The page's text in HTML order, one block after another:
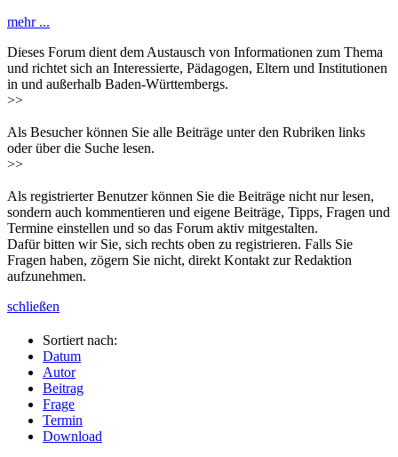
mehr ...
Dieses Forum dient dem Austausch von Informationen zum Thema
und richtet sich an Interessierte, Pädagogen, Eltern und Institutionen
in und außerhalb Baden-Württembergs.
>>
Als Besucher können Sie alle Beiträge unter den Rubriken links
oder über die Suche lesen.
>>
Als registrierter Benutzer können Sie die Beiträge nicht nur lesen,
sondern auch kommentieren und eigene Beiträge, Tipps, Fragen und
Termine einstellen und so das Forum aktiv mitgestalten.
Dafür bitten wir Sie, sich rechts oben zu registrieren. Falls Sie
Fragen haben, zögern Sie nicht, direkt Kontakt zur Redaktion
aufzunehmen.
schließen
Sortiert nach:
Datum
Autor
Beitrag
Frage
Termin
Download